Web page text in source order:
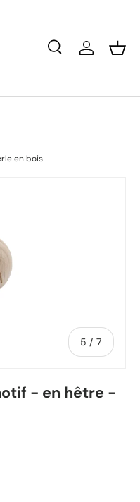
Recherche
Se
en bois
5 / de
7
- en hêtre -